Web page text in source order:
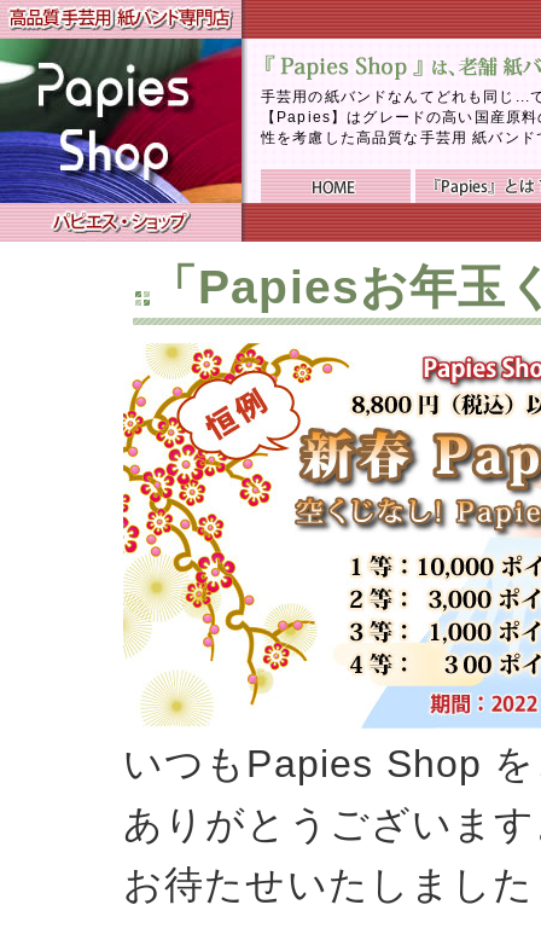
手芸用の紙バンドなんてどれも同じ...
【Papies】はグレードの高い国産原
性を考慮した高品質な手芸用 紙バン
「Papiesお年玉
いつもPapies Shop
ありがとうございま
お待たせいたしまし